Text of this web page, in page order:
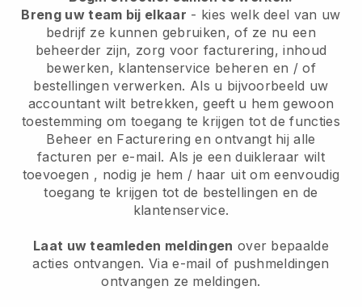
Breng uw team bij elkaar - kies welk deel van uw
bedrijf ze kunnen gebruiken, of ze nu een
beheerder zijn, zorg voor facturering, inhoud
bewerken, klantenservice beheren en / of
bestellingen verwerken. Als u bijvoorbeeld uw
accountant wilt betrekken, geeft u hem gewoon
toestemming om toegang te krijgen tot de functies
Beheer en Facturering en ontvangt hij alle
facturen per e-mail. Als je een duikleraar wilt
toevoegen , nodig je hem / haar uit om eenvoudig
toegang te krijgen tot de bestellingen en de
klantenservice.
Laat uw teamleden meldingen over bepaalde
acties ontvangen. Via e-mail of pushmeldingen
ontvangen ze meldingen.